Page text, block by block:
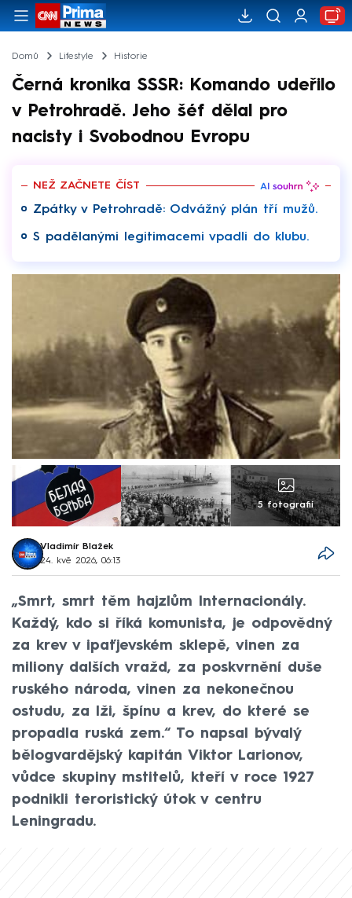
Domů Lifestyle Historie
Černá kronika SSSR: Komando udeřilo
v Petrohradě. Jeho šéf dělal pro
nacisty i Svobodnou Evropu
NEŽ ZAČNETE ČÍST
Zpátky v Petrohradě: Odvážný plán tří mužů.
S padělanými legitimacemi vpadli do klubu.
5 fotografií
Vladimír Blažek
24. kvě 2026, 06:13
„Smrt, smrt těm hajzlům Internacionály.
Každý, kdo si říká komunista, je odpovědný
za krev v ipaťjevském sklepě, vinen za
miliony dalších vražd, za poskvrnění duše
ruského národa, vinen za nekonečnou
ostudu, za lži, špínu a krev, do které se
propadla ruská zem.“ To napsal bývalý
bělogvardějský kapitán Viktor Larionov,
vůdce skupiny mstitelů, kteří v roce 1927
podnikli teroristický útok v centru
Leningradu.